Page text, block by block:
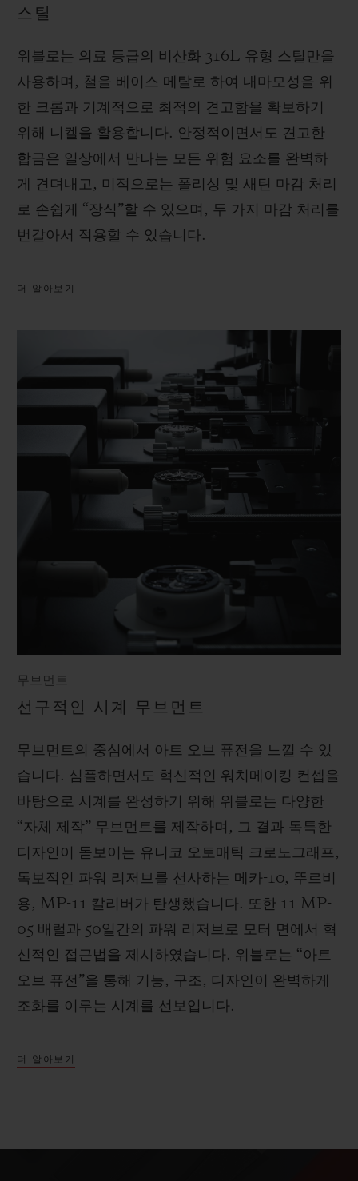
스틸
위블로는 의료 등급의 비산화 316L 유형 스틸만을
사용하며, 철을 베이스 메탈로 하여 내마모성을 위
한 크롬과 기계적으로 최적의 견고함을 확보하기
위해 니켈을 활용합니다. 안정적이면서도 견고한
합금은 일상에서 만나는 모든 위험 요소를 완벽하
게 견뎌내고, 미적으로는 폴리싱 및 새틴 마감 처리
로 손쉽게 “장식”할 수 있으며, 두 가지 마감 처리를
번갈아서 적용할 수 있습니다.
더 알아보기
무브먼트
선구적인 시계 무브먼트
무브먼트의 중심에서 아트 오브 퓨전을 느낄 수 있
습니다. 심플하면서도 혁신적인 워치메이킹 컨셉을
바탕으로 시계를 완성하기 위해 위블로는 다양한
“자체 제작” 무브먼트를 제작하며, 그 결과 독특한
디자인이 돋보이는 유니코 오토매틱 크로노그래프,
독보적인 파워 리저브를 선사하는 메카-10, 뚜르비
용, MP-11 칼리버가 탄생했습니다. 또한 11 MP-
05 배럴과 50일간의 파워 리저브로 모터 면에서 혁
신적인 접근법을 제시하였습니다. 위블로는 “아트
오브 퓨전”을 통해 기능, 구조, 디자인이 완벽하게
조화를 이루는 시계를 선보입니다.
더 알아보기